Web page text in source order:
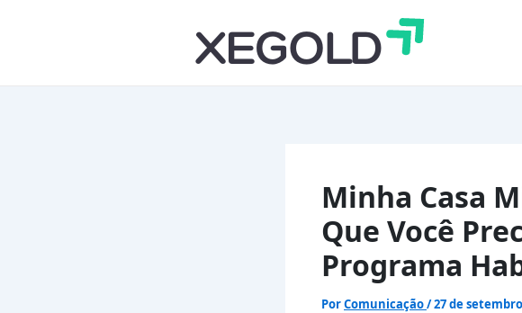
Minha Casa
Que Você
Programa
PorComunicação/27 de